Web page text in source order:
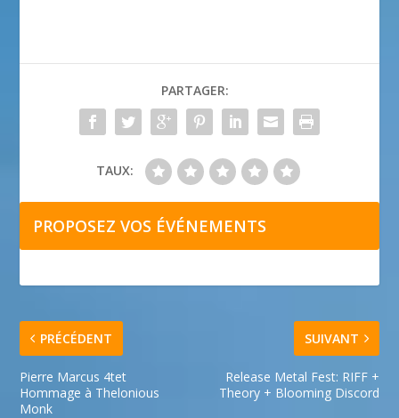
PARTAGER:
TAUX:
PROPOSEZ VOS ÉVÉNEMENTS
PRÉCÉDENT
Pierre Marcus 4tet
Hommage à Thelonious
Monk
SUIVANT
Release Metal Fest: RIFF +
Theory + Blooming Discord